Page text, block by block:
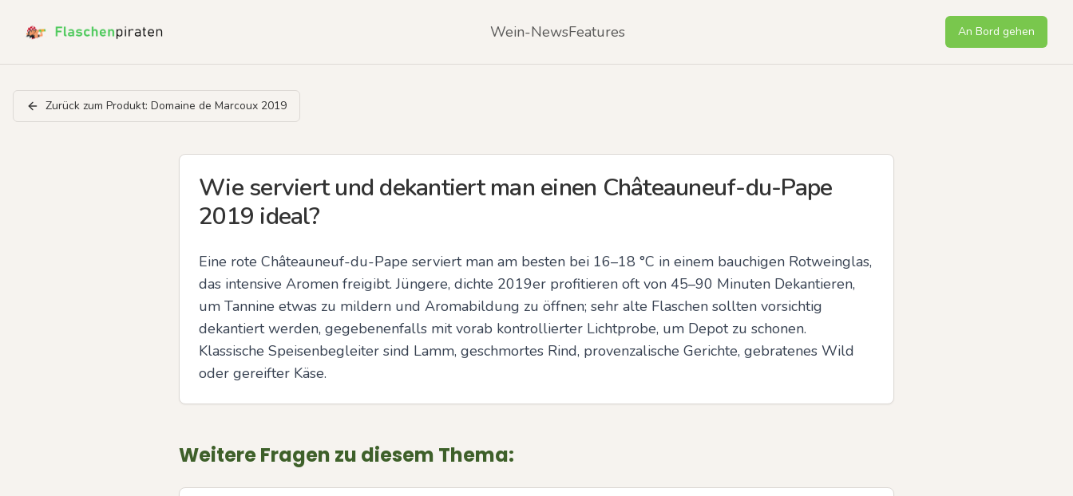
Wein-NewsFeatures An Bord gehen
Zurück zum Produkt: Domaine de Marcoux 2019
Wie serviert und dekantiert man einen Châteauneuf-du-Pape
2019 ideal?
Eine rote Châteauneuf-du-Pape serviert man am besten bei 16–18 °C in einem bauchigen Rotweinglas,
das intensive Aromen freigibt. Jüngere, dichte 2019er profitieren oft von 45–90 Minuten Dekantieren,
um Tannine etwas zu mildern und Aromabildung zu öffnen; sehr alte Flaschen sollten vorsichtig
dekantiert werden, gegebenenfalls mit vorab kontrollierter Lichtprobe, um Depot zu schonen.
Klassische Speisenbegleiter sind Lamm, geschmortes Rind, provenzalische Gerichte, gebratenes Wild
oder gereifter Käse.
Weitere Fragen zu diesem Thema: